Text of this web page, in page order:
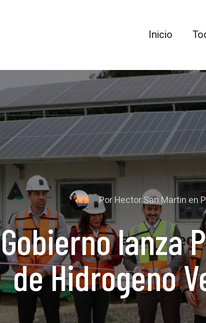
Inicio
PorHector San Martin en
Gobierno lanza
de Hidrogeno